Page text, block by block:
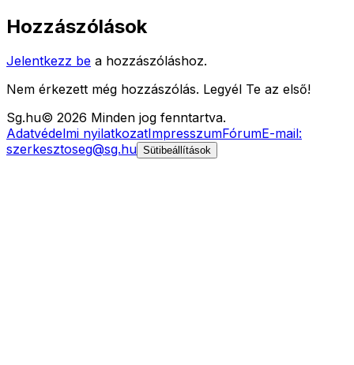
Hozzászólások
Jelentkezz be a hozzászóláshoz.
Nem érkezett még hozzászólás. Legyél Te az első!
Sg.hu© 2026 Minden jog fenntartva.
Adatvédelmi nyilatkozatImpresszumFórumE-mail:
szerkesztoseg@sg.hu Sütibeállítások